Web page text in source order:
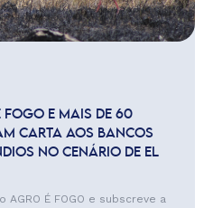
FOGO E MAIS DE 60
CARTA AOS BANCOS
NO CENÁRIO DE EL
AGRO É FOGO e subscreve a